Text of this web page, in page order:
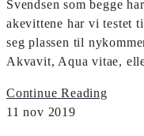
Svendsen som begge
akevittene har vi testet
seg plassen til
Akvavit, Aqua vitae,
Continue Reading
11 nov 2019